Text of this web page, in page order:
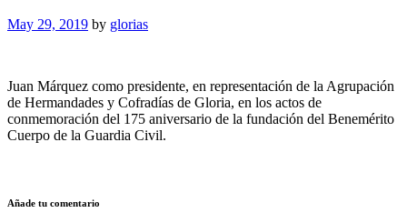
May 29, 2019 by glorias
Juan Márquez como presidente, en representación de la Agrupación
de Hermandades y Cofradías de Gloria, en los actos de
conmemoración del 175 aniversario de la fundación del Benemérito
Cuerpo de la Guardia Civil.
Añade tu comentario